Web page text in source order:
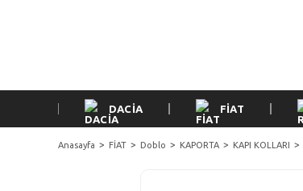
DACİA FİAT
Anasayfa FİAT Doblo KAPORTA KAPI KOLLARI